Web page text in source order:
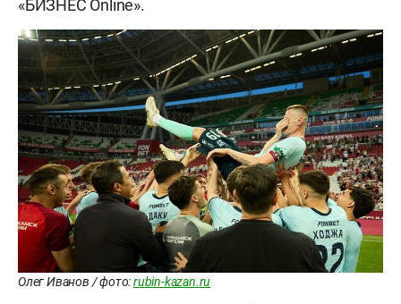
«БИЗНЕС Online».
Олег Иванов / фото:rubin-kazan.ru